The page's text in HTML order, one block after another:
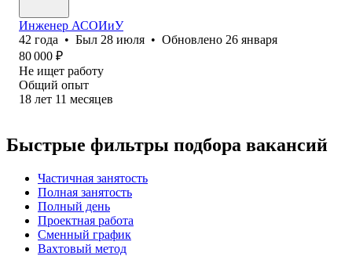
Инженер АСОИиУ
42 года • Был 28 июля • Обновлено 26 января
80 000 ₽
Не ищет работу
Общий опыт
18 лет 11 месяцев
Быстрые фильтры подбора вакансий
Частичная занятость
Полная занятость
Полный день
Проектная работа
Сменный график
Вахтовый метод